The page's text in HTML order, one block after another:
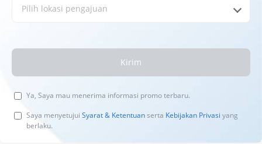
Pilih lokasi pengajuan
Kirim
Ya, Saya mau menerima informasi promo terbaru.
Saya menyetujui Syarat & Ketentuanserta Kebijakan Privasi yang
berlaku.